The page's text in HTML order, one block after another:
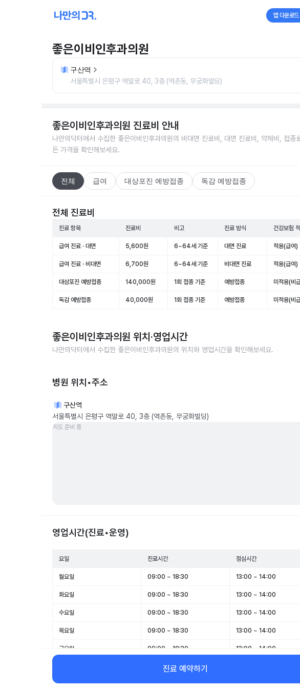
앱 다운로드
좋은이비인후과의원
구산역
서울특별시 은평구 역말로 40, 3층 (역촌동, 무궁화빌딩)
좋은이비인후과의원 진료비 안내
나만의닥터에서 수집한 좋은이비인후과의원의 비대면 진료비, 대면 진료비, 약제비, 접종
든 가격을 확인해보세요.
전체 급여 대상포진 예방접종 독감 예방접종
전체 진료비
진료 항목 진료비 비고 진료 방식 건강보험
급여 진료 · 대면 5,600원 6~64세 기준 대면 진료 적용(급여)
급여 진료 · 비대면 6,700원 6~64세 기준 비대면 진료 적용(급여)
대상포진 예방접종 140,000원 1회 접종 기준 예방접종 미적용(비
독감 예방접종 40,000원 1회 접종 기준 예방접종 미적용(비
좋은이비인후과의원 위치·영업시간
나만의닥터에서 수집한 좋은이비인후과의원의 위치와 영업시간을 확인해보세요.
병원 위치•주소
구산역
서울특별시 은평구 역말로 40, 3층 (역촌동, 무궁화빌딩)
지도 준비 중
영업시간(진료•운영)
요일 진료시간 점심시간
월요일 09:00 ~ 18:30 13:00 ~ 14:00
화요일 09:00 ~ 18:30 13:00 ~ 14:00
수요일 09:00 ~ 18:30 13:00 ~ 14:00
목요일 09:00 ~ 18:30 13:00 ~ 14:00
금요일 09:00 ~ 18:30 13:00 ~ 14:00
09:00 ~ 14:00
일요일 휴무 -
진료 예약하기